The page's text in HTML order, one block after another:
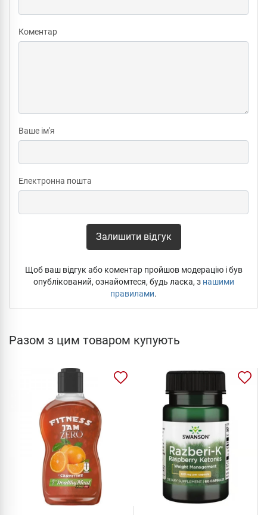
Коментар
Ваше ім'я
Електронна пошта
Залишити відгук
Щоб ваш відгук або коментар пройшов модерацію і був
опублікований, ознайомтеся, будь ласка, з нашими
правилами.
Разом з цим товаром купують